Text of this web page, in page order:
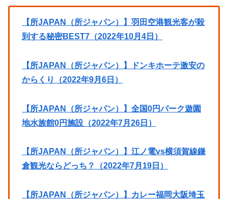
【所JAPAN（所ジャパン）】羽田空港観光客が殺
到する秘密BEST7（2022年10月4日）
【所JAPAN（所ジャパン）】ドンキホーテ激安の
からくり（2022年9月6日）
【所JAPAN（所ジャパン）】全国0円パーク遊園
地水族館0円施設（2022年7月26日）
【所JAPAN（所ジャパン）】江ノ電vs横須賀線鎌
倉観光ならどっち？（2022年7月19日）
【所JAPAN（所ジャパン）】カレー福岡大阪埼玉